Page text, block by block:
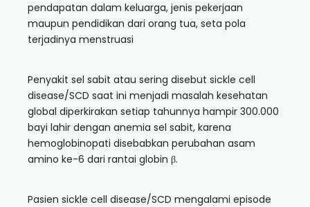
pendapatan dalam keluarga, jenis pekerjaan
maupun pendidikan dari orang tua, seta pola
terjadinya menstruasi
Penyakit sel sabit atau sering disebut sickle cell
disease/SCD saat ini menjadi masalah kesehatan
global diperkirakan setiap tahunnya hampir 300.000
bayi lahir dengan anemia sel sabit, karena
hemoglobinopati disebabkan perubahan asam
amino ke-6 dari rantai globin β.
Pasien sickle cell disease/SCD mengalami episode